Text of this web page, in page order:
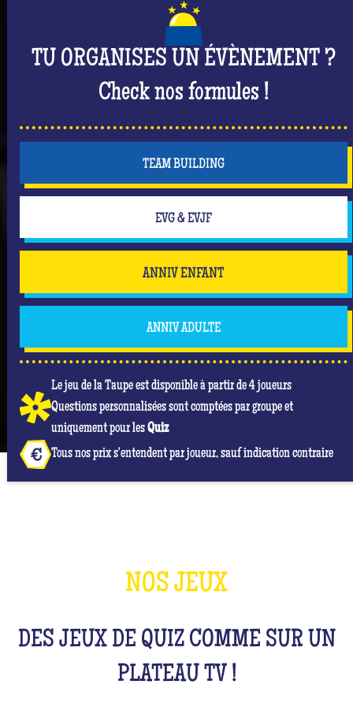
TU ORGANISES UN ÉVÈNEMENT ?
Check nos formules !
TEAM BUILDING
EVG & EVJF
ANNIV ENFANT
ANNIV ADULTE
Le jeu de la Taupe est disponible à partir de 4 joueurs
Questions personnalisées sont comptées par groupe et
uniquement pour lesQuiz
Tous nos prix s'entendent par joueur, sauf indication contraire
NOS JEUX
DES JEUX DE QUIZ COMME SUR UN
PLATEAU TV !